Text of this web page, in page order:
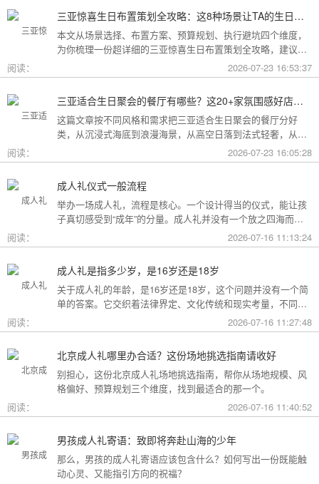
三亚惊喜生日布置策划全攻略：这8种场景让TA的生日成为永远难忘的回忆
本文从场景选择、布置方案、预算规划、执行避坑四个维度，
为你梳理一份超详细的三亚惊喜生日布置策划全攻略，建议收
阅读： 2026-07-23 16:53:37
三亚适合生日聚会的餐厅有哪些？这20+家氛围感好店按风格挑，一篇搞定
这篇文章按不同风格和需求把三亚适合生日聚会的餐厅分好
类，从沉浸式海底到浪漫海景，从高空日落到法式轻奢，从热
带庭院到高性价比好店，直接对号入座就行。
阅读： 2026-07-23 16:05:28
成人礼仪式一般流程
举办一场成人礼，流程是核心。一个设计得当的仪式，能让孩
子真切感受到“成年”的分量。成人礼并没有一个放之四海而皆
准的固定模板，它可以根据不同的风格和规模灵活调整。下面
为你梳理了传统、现代和家庭聚会三种主要场景的完整流程，
阅读： 2026-07-16 11:13:24
成人礼是指多少岁，是16岁还是18岁
关于成人礼的年龄，是16岁还是18岁，这个问题并没有一个简
单的答案。它交织着法律界定、文化传统和现实考量，不同的
阅读： 2026-07-16 11:27:48
北京成人礼哪里办合适？这份场地挑选指南请收好
别担心，这份北京成人礼场地挑选指南，帮你从场地规模、风
格偏好、预算规划三个维度，找到最适合的那一个。
阅读：
2026-07-16 11:40:52
男孩成人礼寄语：致即将奔赴山海的少年
那么，男孩的成人礼寄语应该包含什么？如何写出一份既能触
动心灵、又能指引方向的祝福？